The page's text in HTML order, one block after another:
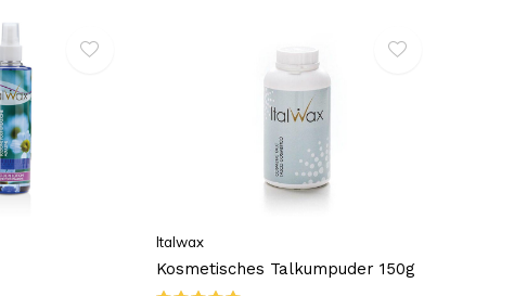
Italwax
Kosmetisches Talkumpuder 150g